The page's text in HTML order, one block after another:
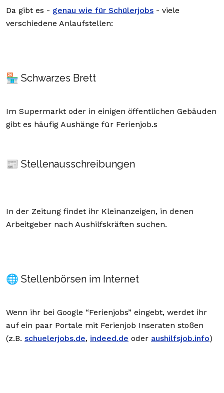
Da gibt es - genau wie für Schülerjobs - viele
verschiedene Anlaufstellen:
🏪 Schwarzes Brett
Im Supermarkt oder in einigen öffentlichen Gebäuden
gibt es häufig Aushänge für Ferienjob.s
📰 Stellenausschreibungen
In der Zeitung findet ihr Kleinanzeigen, in denen
Arbeitgeber nach Aushilfskräften suchen.
🌐 Stellenbörsen im Internet
Wenn ihr bei Google “Ferienjobs” eingebt, werdet ihr
auf ein paar Portale mit Ferienjob Inseraten stoßen
(z.B. schuelerjobs.de, indeed.de oder aushilfsjob.info)